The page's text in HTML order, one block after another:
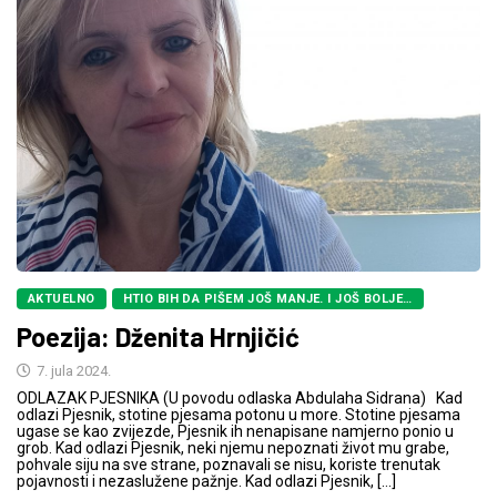
AKTUELNO HTIO BIH DA PIŠEM JOŠ MANJE. I JOŠ BOLJE…
Poezija: Dženita Hrnjičić
7. jula 2024.
ODLAZAK PJESNIKA (U povodu odlaska Abdulaha Sidrana) Kad
odlazi Pjesnik, stotine pjesama potonu u more. Stotine pjesama
ugase se kao zvijezde, Pjesnik ih nenapisane namjerno ponio u
grob. Kad odlazi Pjesnik, neki njemu nepoznati život mu grabe,
pohvale siju na sve strane, poznavali se nisu, koriste trenutak
pojavnosti i nezaslužene pažnje. Kad odlazi Pjesnik, […]